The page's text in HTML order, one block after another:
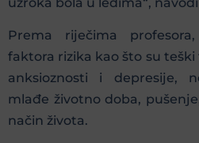
Prema riječima
faktora rizika kao što su
anksioznosti i depresije,
mlađe životno doba,
način života.